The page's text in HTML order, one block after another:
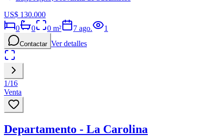
US$ 130.000
0
0 0 m² 7 ago. 1
Contactar Ver detalles
1/16
Venta
Departamento - La Carolina